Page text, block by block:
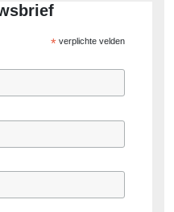
*verplichte velden